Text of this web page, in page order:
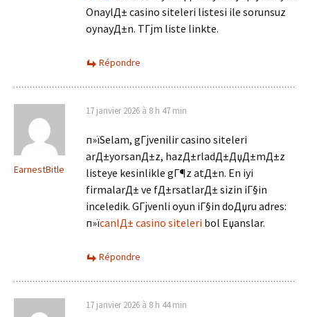
OnaylД± casino siteleri listesi ile sorunsuz
oynayД±n. TГјm liste linkte.
Répondre
EarnestBitle
17 janvier 2026 à 8 h 47 min
п»їSelam, gГјvenilir casino siteleri
arД±yorsanД±z, hazД±rladД±ДџД±mД±z
listeye kesinlikle gГ¶z atД±n. En iyi
firmalarД± ve fД±rsatlarД± sizin iГ§in
inceledik. GГјvenli oyun iГ§in doДџru adres:
п»їcanlД± casino siteleri bol Еџanslar.
Répondre
17 janvier 2026 à 8 h 44 min